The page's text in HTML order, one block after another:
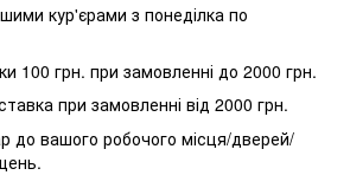
кур'єрами з понеділка по
100 грн. при замовленні до 2000 грн.
при замовленні від 2000 грн.
до вашого робочого місця/дверей/